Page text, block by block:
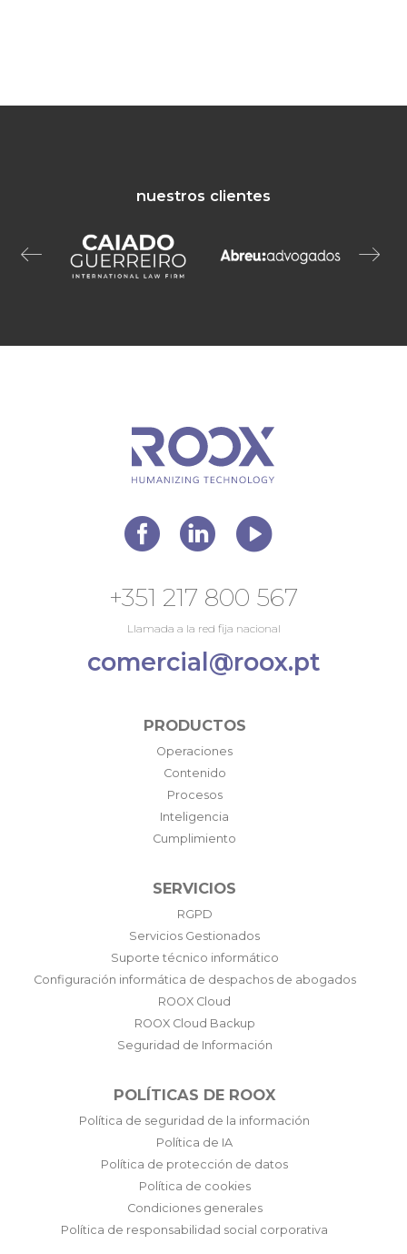
nuestros clientes
+351 217 800 567
Llamada a la red fija nacional
comercial@roox.pt
PRODUCTOS
Operaciones
Contenido
Procesos
Inteligencia
Cumplimiento
SERVICIOS
RGPD
Servicios Gestionados
Suporte técnico informático
Configuración informática de despachos de abogados
ROOX Cloud
ROOX Cloud Backup
Seguridad de Información
POLÍTICAS DE ROOX
Política de seguridad de la información
Política de IA
Política de protección de datos
Política de cookies
Condiciones generales
Política de responsabilidad social corporativa